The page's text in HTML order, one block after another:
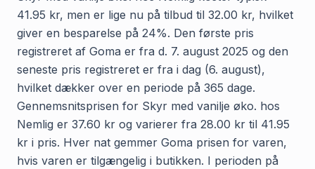
41.95 kr, men er lige nu på tilbud til 32.00 kr, hvilket
giver en besparelse på 24%. Den første pris
registreret af Goma er fra d. 7. august 2025 og den
seneste pris registreret er fra i dag (6. august),
hvilket dækker over en periode på 365 dage.
Gennemsnitsprisen for Skyr med vanilje øko. hos
Nemlig er 37.60 kr og varierer fra 28.00 kr til 41.95
kr i pris. Hver nat gemmer Goma prisen for varen,
hvis varen er tilgængelig i butikken. I perioden på